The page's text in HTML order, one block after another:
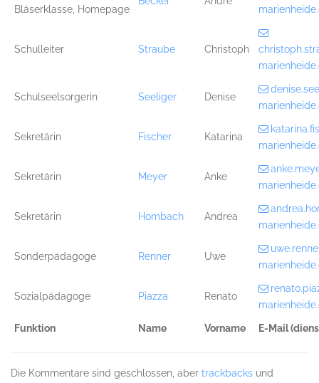
Funktion Name Vorname E-Mail
Bläserklasse, Homepage
Schulleiter Straube Christoph
Schulseelsorgerin Seeliger Denise
Sekretärin Fischer Katarina
Sekretärin Meyer Anke
Sekretärin Hombach Andrea
Sonderpädagoge Renner Uwe
Sozialpädagoge Piazza Renato
Die Kommentare sind geschlossen, aber trackbacks und